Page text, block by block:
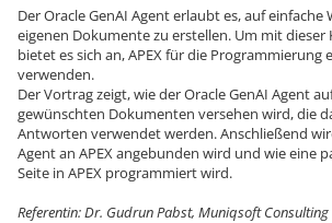
Der Oracle GenAI Agent erlaubt es, auf einfache
eigenen Dokumente zu erstellen. Um mit dieser
bietet es sich an, APEX für die Programmierung
verwenden.
Der Vortrag zeigt, wie der Oracle GenAI Agent
gewünschten Dokumenten versehen wird, die
Antworten verwendet werden. Anschließend
Agent an APEX angebunden wird und wie eine
Seite in APEX programmiert wird.
Referentin: Dr. Gudrun Pabst, Muniqsoft